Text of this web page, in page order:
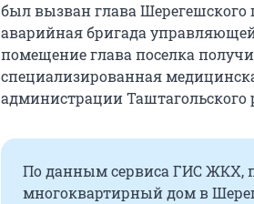
был вызван глава Шерегешского
аварийная бригада
помещение глава поселка
специализированная
администрации Таштагольского
По данным сервиса ГИС
многоквартирный дом в